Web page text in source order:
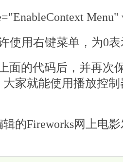
Menu"
用右键菜单，为0表
的代码后，并再次
家就能使用播放控
Fireworks网上电影